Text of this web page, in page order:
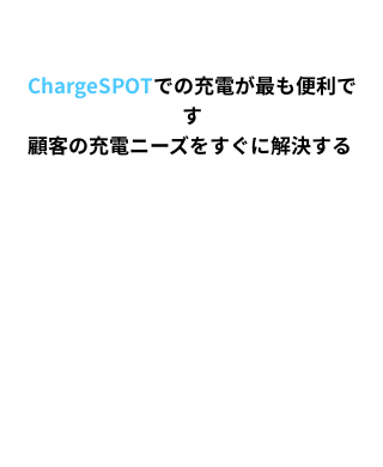
ChargeSPOTでの充電が最も便利で
す
顧客の充電ニーズをすぐに解決する